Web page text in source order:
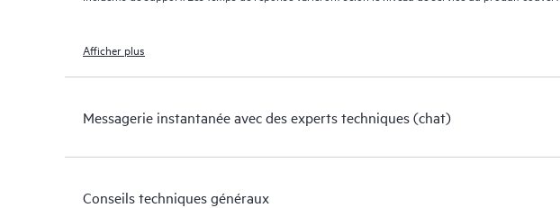
Afficher plus
Messagerie instantanée avec des experts techniques (chat)
Conseils techniques généraux